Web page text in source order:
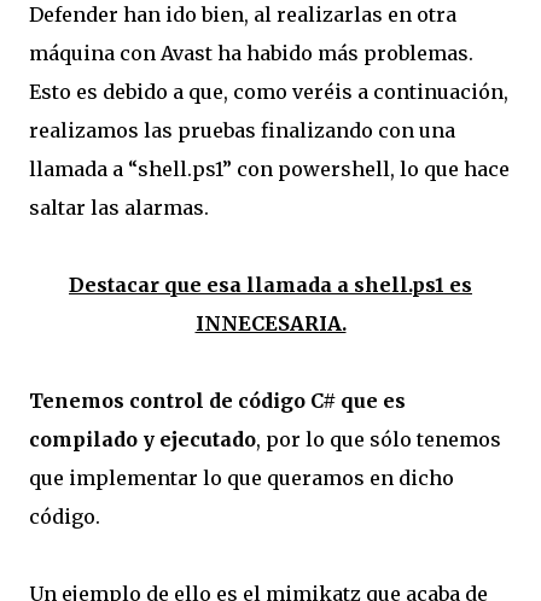
Defender han ido bien, al realizarlas en otra
máquina con Avast ha habido más problemas.
Esto es debido a que, como veréis a continuación,
realizamos las pruebas finalizando con una
llamada a “shell.ps1” con powershell, lo que hace
saltar las alarmas.
Destacar que esa llamada a shell.ps1 es
INNECESARIA.
Tenemos control de código C# que es
compilado y ejecutado, por lo que sólo tenemos
que implementar lo que queramos en dicho
código.
Un ejemplo de ello es el mimikatz que acaba de